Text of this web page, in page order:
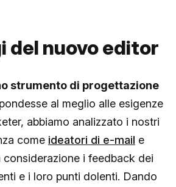
del nuovo editor
strumento di progettazione
al meglio alle esigenze
abbiamo analizzato i nostri
come ideatori di e-mail e
considerazione i feedback dei
e i loro punti dolenti. Dando